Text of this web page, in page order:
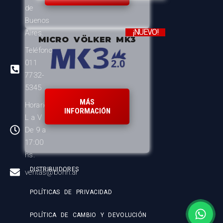
de
Buenos
Aires.
Teléfono:
011
7732-
5345
Horario:
L a V
De 9 a
17:00
hs.
ventas@bohn.ar
MICRO VÖLKER MK3
¡NUEVO!
MÁS
INFORMACIÓN
DISTRIBUIDORES
POLÍTICAS DE PRIVACIDAD
POLÍTICA DE CAMBIO Y DEVOLUCIÓN